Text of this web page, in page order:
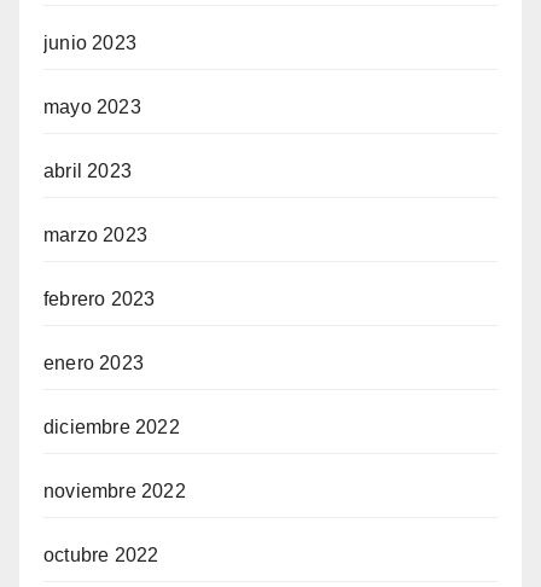
junio 2023
mayo 2023
abril 2023
marzo 2023
febrero 2023
enero 2023
diciembre 2022
noviembre 2022
octubre 2022